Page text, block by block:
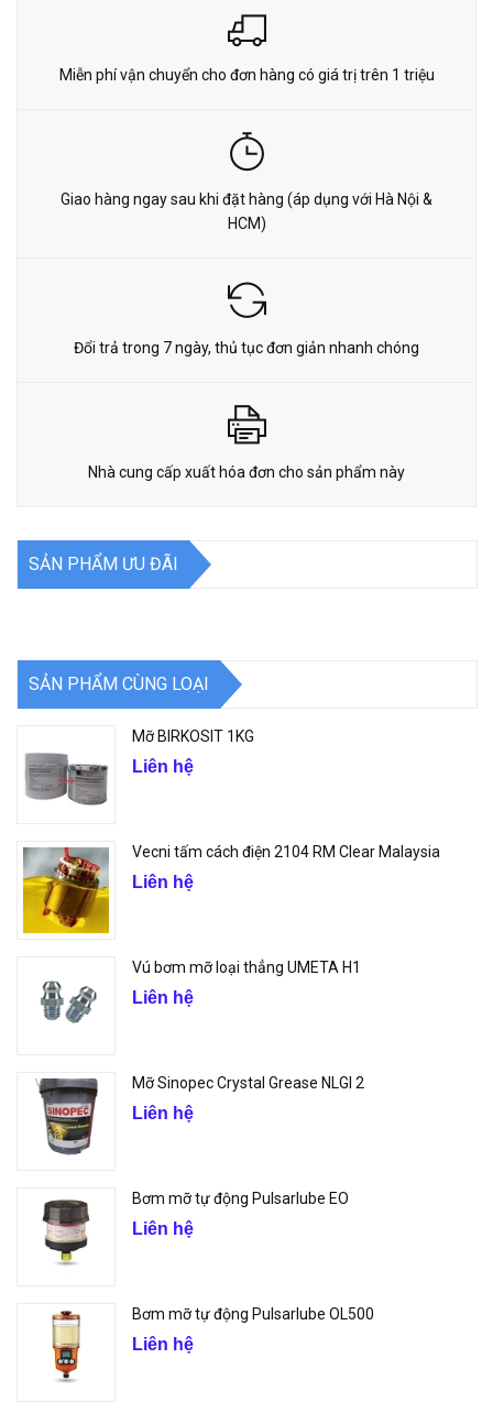
Miễn phí vận chuyển cho đơn hàng có giá trị trên 1 triệu
Giao hàng ngay sau khi đặt hàng (áp dụng với Hà Nội &
HCM)
Đổi trả trong 7 ngày, thủ tục đơn giản nhanh chóng
Nhà cung cấp xuất hóa đơn cho sản phẩm này
SẢN PHẨM ƯU ĐÃI
SẢN PHẨM CÙNG LOẠI
Mỡ BIRKOSIT 1KG
Liên hệ
Vecni tấm cách điện 2104 RM Clear Malaysia
Liên hệ
Vú bơm mỡ loại thẳng UMETA H1
Liên hệ
Mỡ Sinopec Crystal Grease NLGI 2
Liên hệ
Bơm mỡ tự động Pulsarlube EO
Liên hệ
Bơm mỡ tự động Pulsarlube OL500
Liên hệ